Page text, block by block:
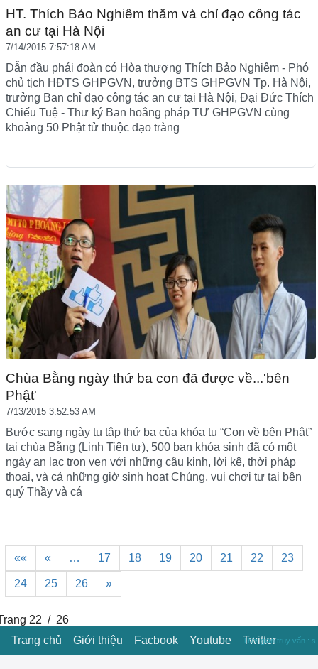
HT. Thích Bảo Nghiêm thăm và chỉ đạo công tác
an cư tại Hà Nội
7/14/2015 7:57:18 AM
Dẫn đầu phái đoàn có Hòa thượng Thích Bảo Nghiêm - Phó
chủ tịch HĐTS GHPGVN, trưởng BTS GHPGVN Tp. Hà Nội,
trưởng Ban chỉ đạo công tác an cư tại Hà Nội, Đại Đức Thích
Chiếu Tuệ - Thư ký Ban hoằng pháp TƯ GHPGVN cùng
khoảng 50 Phật tử thuộc đạo tràng
Chùa Bằng ngày thứ ba con đã được về...'bên
Phật'
7/13/2015 3:52:53 AM
Bước sang ngày tu tập thứ ba của khóa tu “Con về bên Phật”
tại chùa Bằng (Linh Tiên tự), 500 bạn khóa sinh đã có một
ngày an lạc trọn vẹn với những câu kinh, lời kệ, thời pháp
thoại, và cả những giờ sinh hoạt Chúng, vui chơi tự tại bên
quý Thầy và cá
«« « … 17 18 19 20 21 22 23
24 25 26 »
22 / 26
Trang chủ
Giới thiệu Facbook Youtube Twitter
Thời gian truy vấn : s